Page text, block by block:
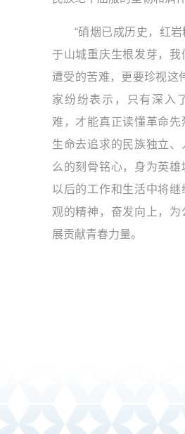
“硝烟已成历史，红
于山城重庆生根发芽，
遭受的苦难，更要珍视这
家纷纷表示，只有深入
难，才能真正读懂革命先
生命去追求的民族独立、
么的刻骨铭心，身为英雄
以后的工作和生活中将继
观的精神，奋发向上，为
展贡献青春力量。